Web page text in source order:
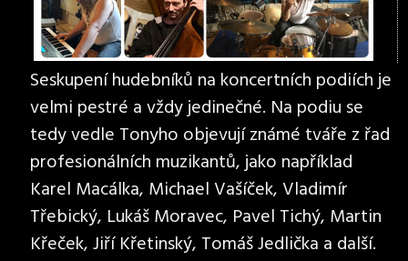
Seskupení hudebníků na koncertních podiích je
velmi pestré a vždy jedinečné. Na podiu se
tedy vedle Tonyho objevují známé tváře z řad
profesionálních muzikantů, jako například
Karel Macálka, Michael Vašíček, Vladimír
Třebický, Lukáš Moravec, Pavel Tichý, Martin
Křeček, Jiří Křetinský, Tomáš Jedlička a další.